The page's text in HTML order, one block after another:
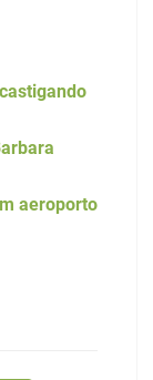
aeroporto